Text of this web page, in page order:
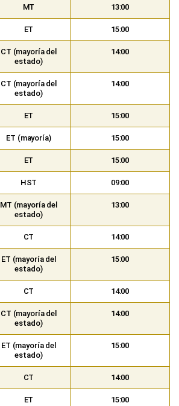
MT 13:00
ET 15:00
CT (mayoría del
estado)
14:00
CT (mayoría del
estado)
14:00
ET 15:00
ET (mayoría) 15:00
ET 15:00
HST 09:00
MT (mayoría del
estado)
13:00
CT 14:00
ET (mayoría del
estado)
15:00
CT 14:00
CT (mayoría del
estado)
14:00
ET (mayoría del
estado)
15:00
CT 14:00
ET 15:00